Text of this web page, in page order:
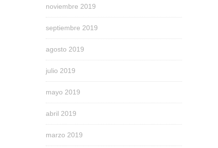
noviembre 2019
septiembre 2019
agosto 2019
julio 2019
mayo 2019
abril 2019
marzo 2019